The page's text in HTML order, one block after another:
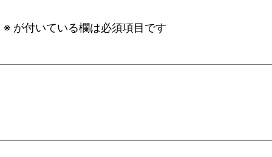
※ が付いている欄は必須項目です